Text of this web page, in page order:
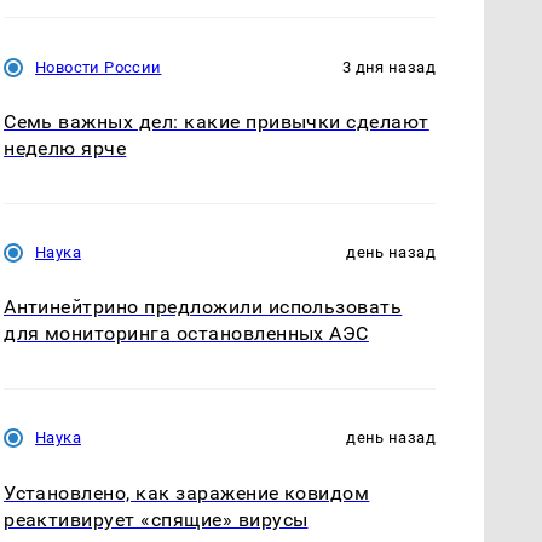
Новости России 3 дня назад
Семь важных дел: какие привычки сделают
неделю ярче
Наука день назад
Антинейтрино предложили использовать
для мониторинга остановленных АЭС
Наука день назад
Установлено, как заражение ковидом
реактивирует «спящие» вирусы